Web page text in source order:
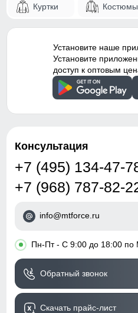
Куртки Костюмы
Установите наше
Установите
доступ к оптовым
Консультация
+7 (495) 134-47-
+7 (968) 787-82-
info@mtforce.ru
• Пн-Пт - С 9:00 до 18:00
Обратный звонок
Скачать прайс-лист